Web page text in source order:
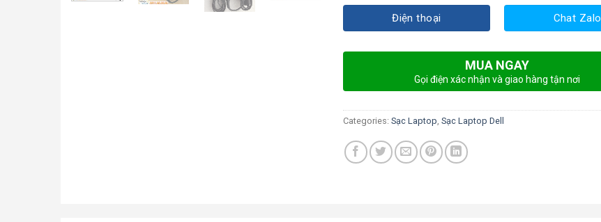
Điện thoại Chat Zalo
MUA NGAY
Gọi điện xác nhận và giao hàng tận nơi
Categories: Sạc Laptop, Sạc Laptop Dell